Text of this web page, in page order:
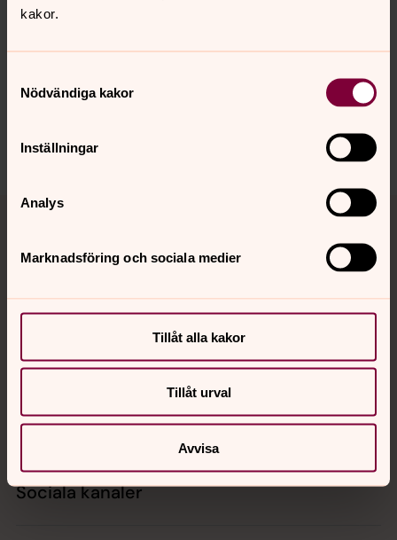
kakor.
Nödvändiga kakor
Inställningar
Analys
Marknadsföring och sociala medier
Tillåt alla kakor
Tillåt urval
Avvisa
innehåll?
Dela
Tillbaka till toppen
Tillbaka till innehållet
Kontakt
Kalender
Hitta snabbt
Sociala kanaler